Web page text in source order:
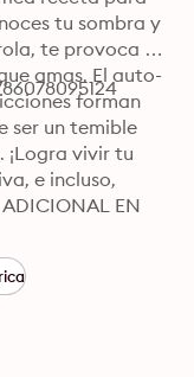
tu sombra y
te provoca
amas. El auto-
forman
ser un temible
¡Logra vivir tu
e incluso,
EN